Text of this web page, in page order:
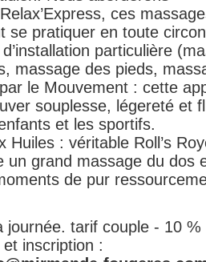
ces
se pratiquer en toute
particulière
massage des pieds,
le Mouvement : cette
souplesse, légereté et
et les sportifs.
Huiles : véritable Roll’s
un grand massage du dos
de pur
journée. tarif couple - 10 %
inscription :